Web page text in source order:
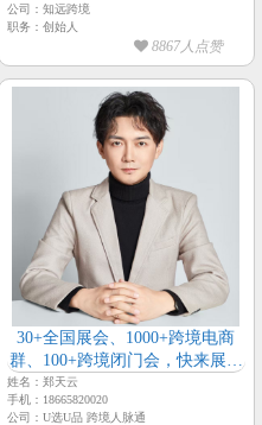
公司：知远跨境
职务：创始人
8867人点赞
30+全国展会、1000+跨境电商
群、100+跨境闭门会，快来展示
【跨境人脉通-总经理-郑天云】
姓名：郑天云
手机：18665820020
公司：U选U品 跨境人脉通